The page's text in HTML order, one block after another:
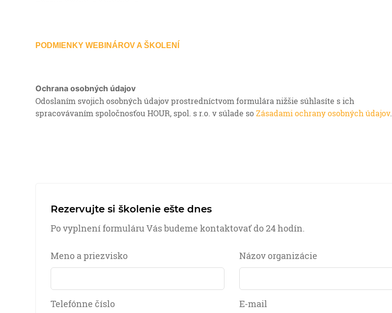
PODMIENKY WEBINÁROV A ŠKOLENÍ
Ochrana osobných údajov
Odoslaním svojich osobných údajov prostredníctvom formulára nižšie súhlasíte s ich
spracovávaním spoločnosťou HOUR, spol. s r.o. v súlade soZásadami ochrany osobných údajov.
Rezervujte si školenie ešte dnes
Po vyplnení formuláru Vás budeme kontaktovať do 24 hodín.
Meno a priezvisko Názov organizácie
Telefónne číslo E-mail